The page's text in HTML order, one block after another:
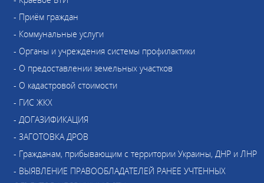
- Приём граждан
- Коммунальные услуги
- Органы и учреждения системы профилактики
- О предоставлении земельных участков
- О кадастровой стоимости
- ГИС ЖКХ
- ДОГАЗИФИКАЦИЯ
- ЗАГОТОВКА ДРОВ
- Гражданам, прибывающим с территории Украины, ДНР и ЛНР
- ВЫЯВЛЕНИЕ ПРАВООБЛАДАТЕЛЕЙ РАНЕЕ УЧТЕННЫХ